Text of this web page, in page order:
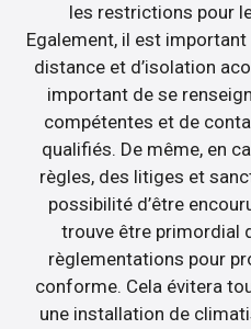
les restrictions pour
Egalement, il est
distance et d’isolation
important de se
compétentes et de
qualifiés. De même, en
règles, des litiges et
possibilité d’être
trouve être primordial
règlementations pour
conforme. Cela évitera
une installation de